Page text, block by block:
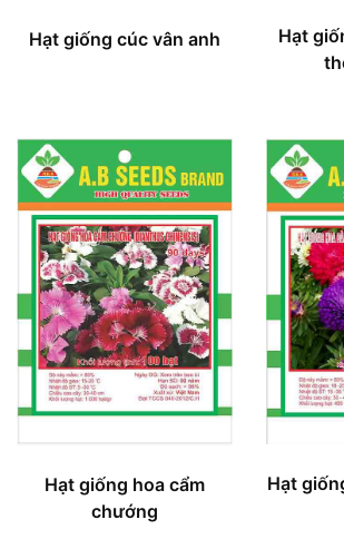
Hạt giống cúc vân anh
Hạt
Hạt giống hoa cẩm
chướng
Hạt